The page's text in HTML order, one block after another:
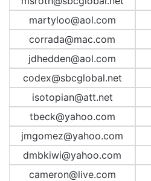
martyloo@aol.com
corrada@mac.com
jdhedden@aol.com
codex@sbcglobal.net
isotopian@att.net
tbeck@yahoo.com
jmgomez@yahoo.com
dmbkiwi@yahoo.com
cameron@live.com